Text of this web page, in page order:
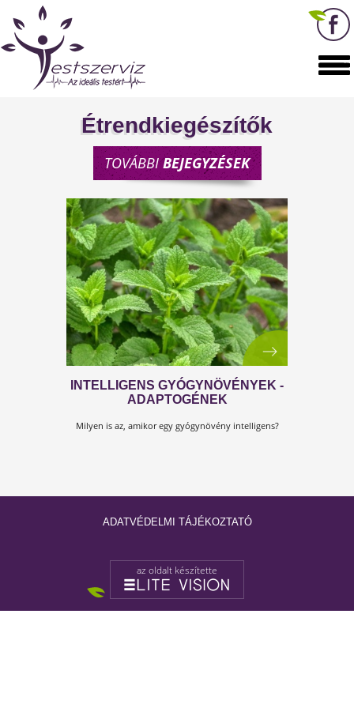
Étrendkiegészítők
TOVÁBBIBEJEGYZÉSEK
ADAPTOGÉNEK
ADATVÉDELMI TÁJÉKOZTATÓ
az oldalt készítette